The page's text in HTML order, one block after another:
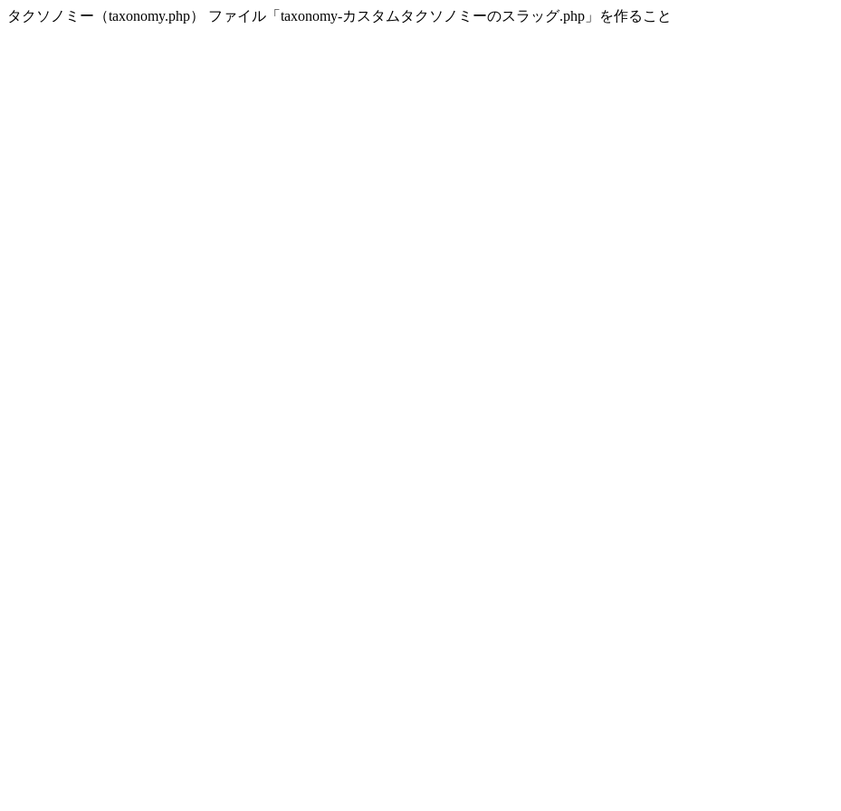
タクソノミー（taxonomy.php） ファイル「taxonomy-カスタムタクソノミーのスラッグ.php」を作ること